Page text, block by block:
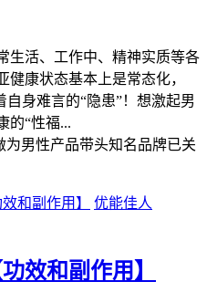
生活、工作中、精神实质等各
康状态基本上是常态化，
身难言的“隐患”！想激起男
的“性福...
为男性产品带头知名品牌已关
优能佳人
效和副作用】